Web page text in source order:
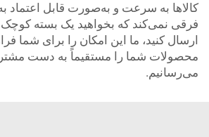
کالاها به سرعت و به‌صورت قابل
فرقی نمی‌کند که بخواهید یک بسته
ارسال کنید، ما این امکان را برای شما
محصولات شما را مستقیماً به دست
می‌رسانیم.